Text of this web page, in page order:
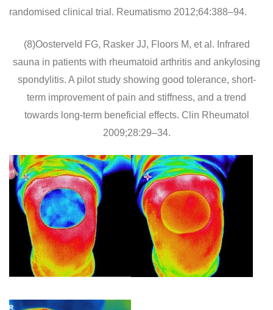
randomised clinical trial. Reumatismo 2012;64:388–94.
(8)Oosterveld FG, Rasker JJ, Floors M, et al. Infrared
sauna in patients with rheumatoid arthritis and ankylosing
spondylitis. A pilot study showing good tolerance, short-
term improvement of pain and stiffness, and a trend
towards long-term beneficial effects. Clin Rheumatol
2009;28:29–34.